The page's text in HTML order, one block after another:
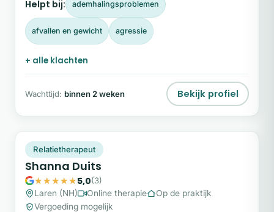
en IBCT relatietherapie.
Helpt bij: ademhalingsproblemen
afvallen en gewicht agressie
+ alle klachten
Wachttijd: binnen 2 weken Bekijk profiel
Plek beschikbaar
Relatietherapeut
Shanna Duits
5,0(3)
Laren (NH)
Online therapie
Op de praktijk
Vergoeding mogelijk